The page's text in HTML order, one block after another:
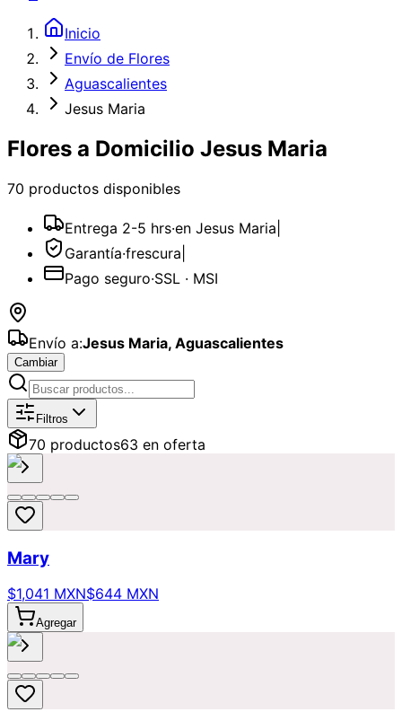
Inicio
Envío de Flores
Aguascalientes
Jesus Maria
Flores a Domicilio Jesus Maria
70 productos disponibles
Entrega 2-5 hrs·en Jesus Maria
Garantía·frescura
Pago seguro·SSL · MSI
Envío a:Jesus Maria, Aguascalientes
Cambiar
Catálogo deFlores
Filtros
70 productos63 en oferta
Mary
$1,041 MXN$644 MXN
Agregar